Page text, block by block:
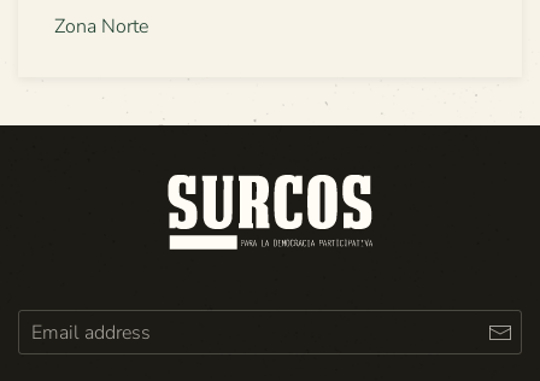
Zona Norte